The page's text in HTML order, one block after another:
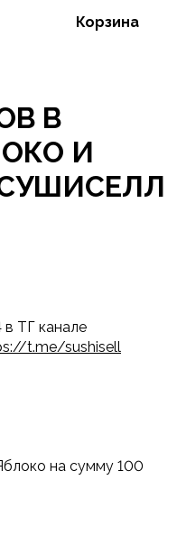
Корзина
В
И
в ТГ канале
t.me/sushisell
на сумму 100